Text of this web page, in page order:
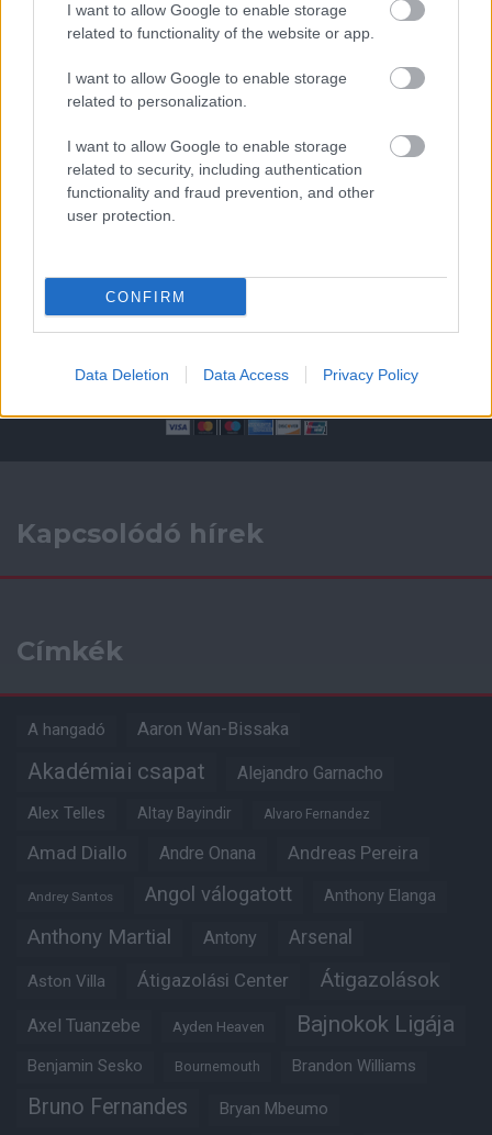
I want to allow Google to enable storage
related to functionality of the website or app.
I want to allow Google to enable storage
related to personalization.
I want to allow Google to enable storage
related to security, including authentication
functionality and fraud prevention, and other
user protection.
CONFIRM
Data Deletion Data Access Privacy Policy
0 nap 17 óra 7 perc 3 másodperc
Leeds UnitedvsManchester United
AC Milan Manchester United 2026-08-15 18:00
ELŐZŐ MÉRKŐZÉSEK
Támogatás
a ManUtdFanatics.hu működését!
Kapcsolódó hírek
Címkék
A hangadó Aaron Wan-Bissaka
Akadémiai csapat Alejandro Garnacho
Alex Telles Altay Bayindir Alvaro Fernandez
Amad Diallo Andre Onana Andreas Pereira
Andrey Santos Angol válogatott Anthony Elanga
Anthony Martial Antony Arsenal
Aston Villa Átigazolási Center Átigazolások
Axel Tuanzebe Ayden Heaven Bajnokok Ligája
Benjamin Sesko Bournemouth Brandon Williams
Bruno Fernandes Bryan Mbeumo